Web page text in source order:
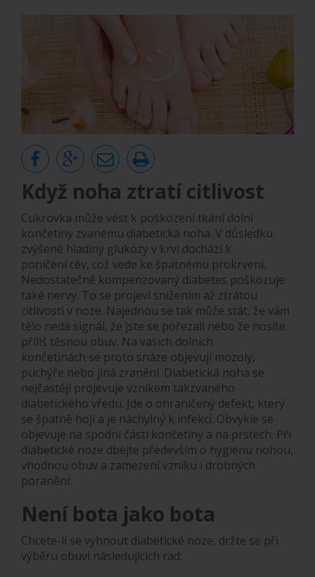
Když noha ztratí citlivost
Cukrovka může vést k poškození tkání dolní
končetiny zvanému diabetická noha. V důsledku
zvýšené hladiny glukózy v krvi dochází k
poničení cév, což vede ke špatnému prokrvení.
Nedostatečně kompenzovaný diabetes poškozuje
také nervy. To se projeví snížením až ztrátou
citlivosti v noze. Najednou se tak může stát, že vám
tělo nedá signál, že jste se pořezali nebo že nosíte
příliš těsnou obuv. Na vašich dolních
končetinách se proto snáze objevují mozoly,
puchýře nebo jiná zranění. Diabetická noha se
nejčastěji projevuje vznikem takzvaného
diabetického vředu. Jde o ohraničený defekt, který
se špatně hojí a je náchylný k infekci. Obvykle se
objevuje na spodní části končetiny a na prstech. Při
diabetické noze dbejte především o hygienu nohou,
vhodnou obuv a zamezení vzniku i drobných
poranění.
Není bota jako bota
Chcete-li se vyhnout diabetické noze, držte se při
výběru obuvi následujících rad: